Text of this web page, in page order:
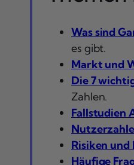
Was sind
es gibt.
Markt und
Die 7
Zahlen.
Fallstudien
Risiken
Häufige